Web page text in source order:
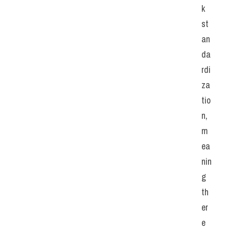
k
st
an
da
rdi
za
tio
n,
m
ea
nin
g
th
er
e